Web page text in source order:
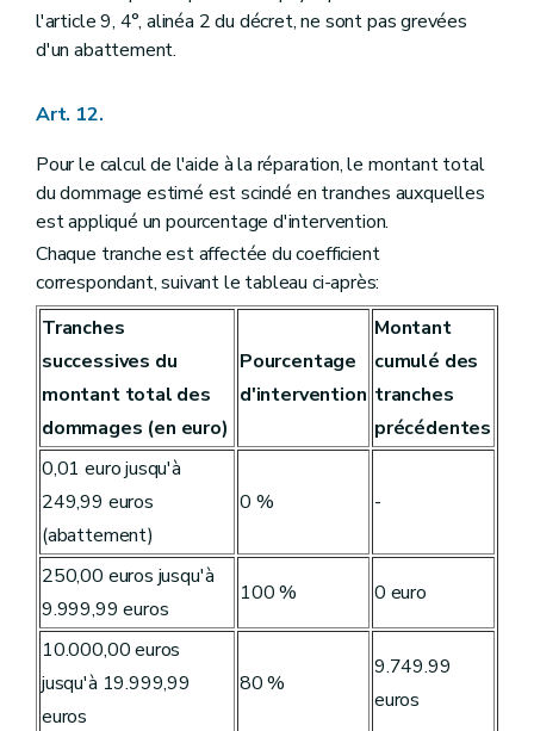
l'article 9, 4°, alinéa 2 du décret, ne sont pas grevées
d'un abattement.
Art. 12.
Pour le calcul de l'aide à la réparation, le montant total
du dommage estimé est scindé en tranches auxquelles
est appliqué un pourcentage d'intervention.
Chaque tranche est affectée du coefficient
correspondant, suivant le tableau ci-après:
Tranches
successives du
montant total des
dommages (en euro)
Pourcentage
d'intervention
Montant
cumulé des
tranches
précédentes
0,01 euro jusqu'à
249,99 euros
(abattement)
0 % -
250,00 euros jusqu'à
9.999,99 euros
100 % 0 euro
10.000,00 euros
jusqu'à 19.999,99
euros
80 %
9.749.99
euros